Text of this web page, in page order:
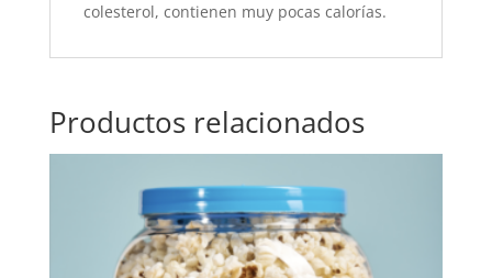
colesterol, contienen muy pocas calorías.
Productos relacionados